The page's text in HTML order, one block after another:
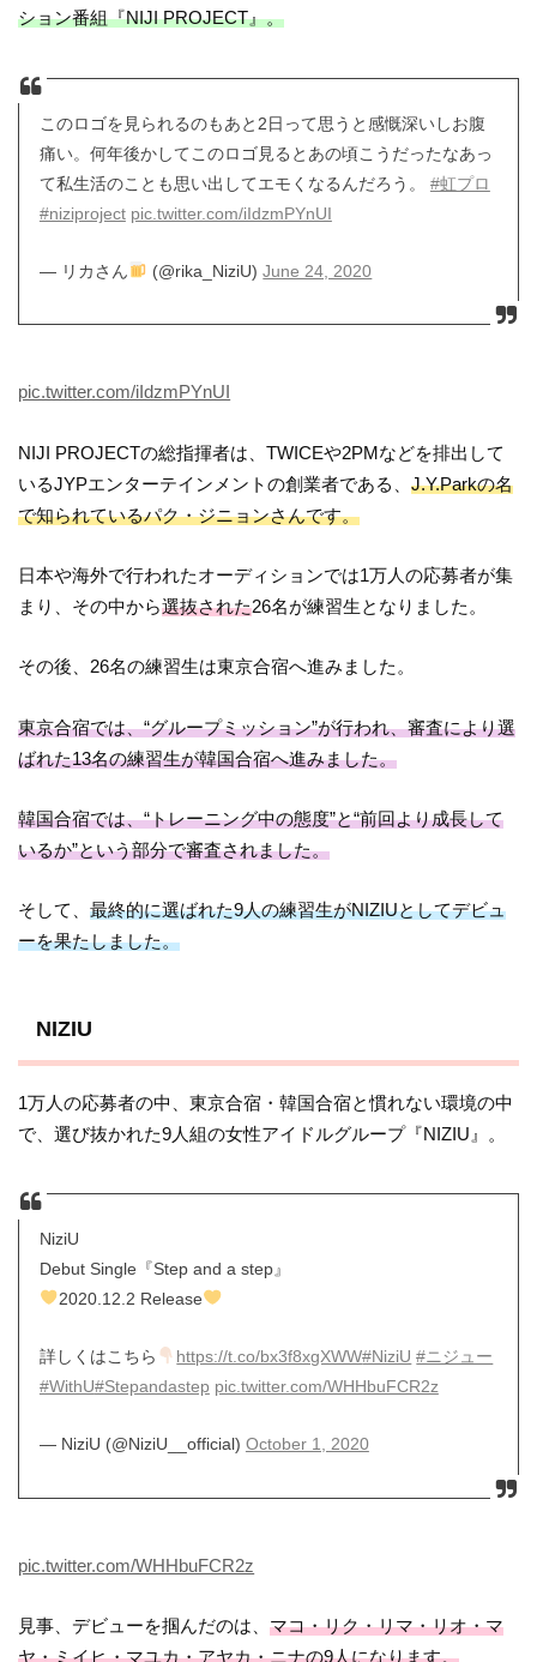
ション番組『NIJI PROJECT』。
このロゴを見られるのもあと2日って思うと感慨深いしお腹
痛い。何年後かしてこのロゴ見るとあの頃こうだったなあっ
て私生活のことも思い出してエモくなるんだろう。 #虹プロ
#niziproject pic.twitter.com/iIdzmPYnUI
— リカさん (@rika_NiziU)June 24, 2020
pic.twitter.com/iIdzmPYnUI
NIJI PROJECTの総指揮者は、TWICEや2PMなどを排出して
いるJYPエンターテインメントの創業者である、J.Y.Parkの名
で知られているパク・ジニョンさんです。
日本や海外で行われたオーディションでは1万人の応募者が集
まり、その中から選抜された26名が練習生となりました。
その後、26名の練習生は東京合宿へ進みました。
東京合宿では、“グループミッション”が行われ、審査により選
ばれた13名の練習生が韓国合宿へ進みました。
韓国合宿では、“トレーニング中の態度”と“前回より成長して
いるか”という部分で審査されました。
そして、最終的に選ばれた9人の練習生がNIZIUとしてデビュ
ーを果たしました。
NIZIU
1万人の応募者の中、東京合宿・韓国合宿と慣れない環境の中
で、選び抜かれた9人組の女性アイドルグループ『NIZIU』。
NiziU
Debut Single『Step and a step』
2020.12.2 Release
詳しくはこちら https://t.co/bx3f8xgXWW#NiziU #ニジュー
#WithU#Stepandastep pic.twitter.com/WHHbuFCR2z
— NiziU (@NiziU__official) October 1, 2020
pic.twitter.com/WHHbuFCR2z
見事、デビューを掴んだのは、マコ・リク・リマ・リオ・マ
ヤ・ミイヒ・マユカ・アヤカ・ニナの9人になります。